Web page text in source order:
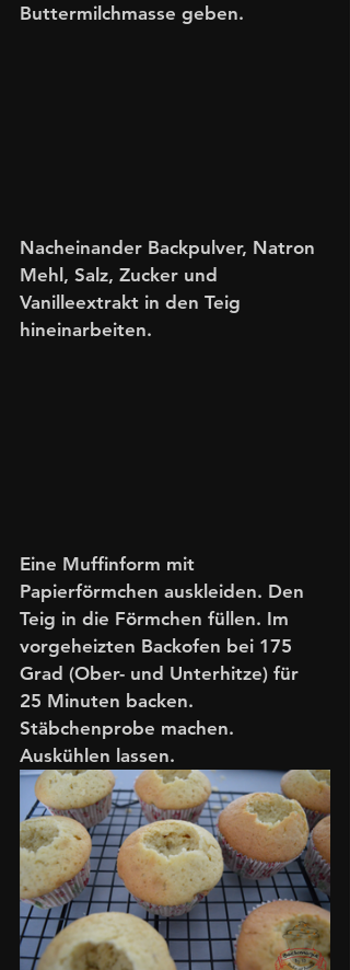
Buttermilchmasse geben.
Nacheinander Backpulver, Natron
Mehl, Salz, Zucker und
Vanilleextrakt in den Teig
hineinarbeiten.
Eine Muffinform mit
Papierförmchen auskleiden. Den
Teig in die Förmchen füllen. Im
vorgeheizten Backofen bei 175
Grad (Ober- und Unterhitze) für
25 Minuten backen.
Stäbchenprobe machen.
Auskühlen lassen.